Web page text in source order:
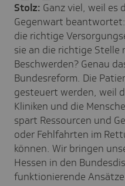
Stolz: Ganz viel, weil es
Gegenwart
die richtige
sie an die richtige Stelle
Beschwerden? Genau
Bundesreform. Die
gesteuert werden, weil
Kliniken und die
spart Ressourcen und
oder Fehlfahrten im
können. Wir bringen
Hessen in den
funktionierende